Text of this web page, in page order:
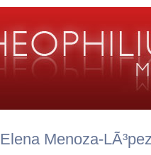
Elena Menoza-